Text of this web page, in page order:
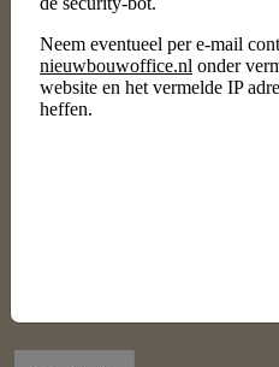
Vragen over de
1?